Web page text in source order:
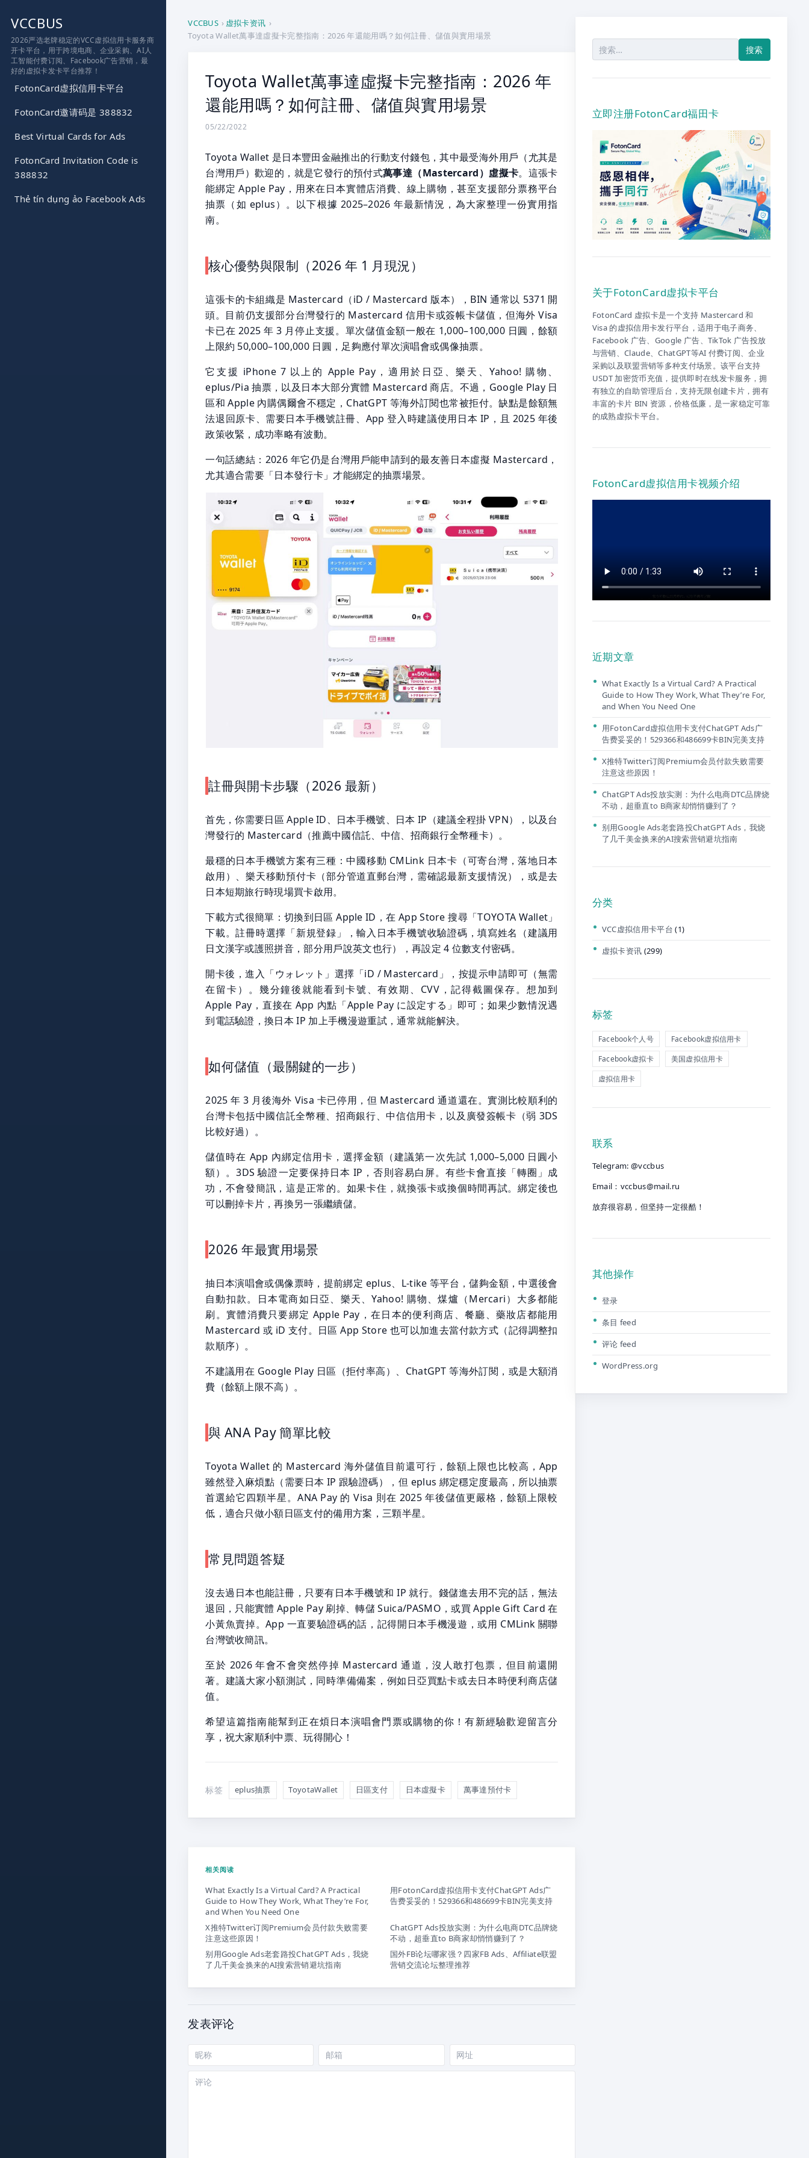
VCCBUS
2026严选老牌稳定的VCC虚拟信用卡服务商
开卡平台，用于跨境电商、企业采购、AI人
工智能付费订阅、Facebook广告营销，最
好的虚拟卡发卡平台推荐！
FotonCard虚拟信用卡平台
FotonCard邀请码是 388832
Best Virtual Cards for Ads
FotonCard Invitation Code is
388832
Thẻ tín dụng ảo Facebook Ads
VCCBUS › 虚拟卡资讯 ›
Toyota Wallet萬事達虛擬卡完整指南：2026 年還能用嗎？如何註冊、儲值與實用場景
Toyota Wallet萬事達虛擬卡完整指南：2026 年
還能用嗎？如何註冊、儲值與實用場景
05/22/2022
Toyota Wallet 是日本豐田金融推出的行動支付錢包，其中最受海外用戶（尤其是
台灣用戶）歡迎的，就是它發行的預付式萬事達（Mastercard）虛擬卡。這張卡
能綁定 Apple Pay，用來在日本實體店消費、線上購物，甚至支援部分票務平台
抽票（如 eplus）。以下根據 2025–2026 年最新情況，為大家整理一份實用指
南。
核心優勢與限制（2026 年 1 月現況）
這張卡的卡組織是 Mastercard（iD / Mastercard 版本），BIN 通常以 5371 開
頭。目前仍支援部分台灣發行的 Mastercard 信用卡或簽帳卡儲值，但海外 Visa
卡已在 2025 年 3 月停止支援。單次儲值金額一般在 1,000–100,000 日圓，餘額
上限約 50,000–100,000 日圓，足夠應付單次演唱會或偶像抽票。
它支援 iPhone 7 以上的 Apple Pay，適用於日亞、樂天、Yahoo! 購物、
eplus/Pia 抽票，以及日本大部分實體 Mastercard 商店。不過，Google Play 日
區和 Apple 內購偶爾會不穩定，ChatGPT 等海外訂閱也常被拒付。缺點是餘額無
法退回原卡、需要日本手機號註冊、App 登入時建議使用日本 IP，且 2025 年後
政策收緊，成功率略有波動。
一句話總結：2026 年它仍是台灣用戶能申請到的最友善日本虛擬 Mastercard，
尤其適合需要「日本發行卡」才能綁定的抽票場景。
註冊與開卡步驟（2026 最新）
首先，你需要日區 Apple ID、日本手機號、日本 IP（建議全程掛 VPN），以及台
灣發行的 Mastercard（推薦中國信託、中信、招商銀行全幣種卡）。
最穩的日本手機號方案有三種：中國移動 CMLink 日本卡（可寄台灣，落地日本
啟用）、樂天移動預付卡（部分管道直郵台灣，需確認最新支援情況），或是去
日本短期旅行時現場買卡啟用。
下載方式很簡單：切換到日區 Apple ID，在 App Store 搜尋「TOYOTA Wallet」
下載。註冊時選擇「新規登録」，輸入日本手機號收驗證碼，填寫姓名（建議用
日文漢字或護照拼音，部分用戶說英文也行），再設定 4 位數支付密碼。
開卡後，進入「ウォレット」選擇「iD / Mastercard」，按提示申請即可（無需
在留卡）。幾分鐘後就能看到卡號、有效期、CVV，記得截圖保存。想加到
Apple Pay，直接在 App 內點「Apple Pay に設定する」即可；如果少數情況遇
到電話驗證，換日本 IP 加上手機漫遊重試，通常就能解決。
如何儲值（最關鍵的一步）
2025 年 3 月後海外 Visa 卡已停用，但 Mastercard 通道還在。實測比較順利的
台灣卡包括中國信託全幣種、招商銀行、中信信用卡，以及廣發簽帳卡（弱 3DS
比較好過）。
儲值時在 App 內綁定信用卡，選擇金額（建議第一次先試 1,000–5,000 日圓小
額）。3DS 驗證一定要保持日本 IP，否則容易白屏。有些卡會直接「轉圈」成
功，不會發簡訊，這是正常的。如果卡住，就換張卡或換個時間再試。綁定後也
可以刪掉卡片，再換另一張繼續儲。
2026 年最實用場景
抽日本演唱會或偶像票時，提前綁定 eplus、L-tike 等平台，儲夠金額，中選後會
自動扣款。日本電商如日亞、樂天、Yahoo! 購物、煤爐（Mercari）大多都能
刷。實體消費只要綁定 Apple Pay，在日本的便利商店、餐廳、藥妝店都能用
Mastercard 或 iD 支付。日區 App Store 也可以加進去當付款方式（記得調整扣
款順序）。
不建議用在 Google Play 日區（拒付率高）、ChatGPT 等海外訂閱，或是大額消
費（餘額上限不高）。
與 ANA Pay 簡單比較
Toyota Wallet 的 Mastercard 海外儲值目前還可行，餘額上限也比較高，App
雖然登入麻煩點（需要日本 IP 跟驗證碼），但 eplus 綁定穩定度最高，所以抽票
首選給它四顆半星。ANA Pay 的 Visa 則在 2025 年後儲值更嚴格，餘額上限較
低，適合只做小額日區支付的備用方案，三顆半星。
常見問題答疑
沒去過日本也能註冊，只要有日本手機號和 IP 就行。錢儲進去用不完的話，無法
退回，只能實體 Apple Pay 刷掉、轉儲 Suica/PASMO，或買 Apple Gift Card 在
小黃魚賣掉。App 一直要驗證碼的話，記得開日本手機漫遊，或用 CMLink 關聯
台灣號收簡訊。
至於 2026 年會不會突然停掉 Mastercard 通道，沒人敢打包票，但目前還開
著。建議大家小額測試，同時準備備案，例如日亞買點卡或去日本時便利商店儲
值。
希望這篇指南能幫到正在煩日本演唱會門票或購物的你！有新經驗歡迎留言分
享，祝大家順利中票、玩得開心！
标签 eplus抽票 ToyotaWallet 日區支付 日本虛擬卡 萬事達預付卡
相关阅读
What Exactly Is a Virtual Card? A Practical
Guide to How They Work, What They’re For,
and When You Need One
用FotonCard虚拟信用卡支付ChatGPT Ads广
告费妥妥的！529366和486699卡BIN完美支持
X推特Twitter订阅Premium会员付款失败需要
注意这些原因！
ChatGPT Ads投放实测：为什么电商DTC品牌烧
不动，超垂直to B商家却悄悄赚到了？
别用Google Ads老套路投ChatGPT Ads，我烧
了几千美金换来的AI搜索营销避坑指南
国外FB论坛哪家强？四家FB Ads、Affiliate联盟
营销交流论坛整理推荐
发表评论
评
昵
称
邮
箱
网
站
索：
立即注册FotonCard福田卡
关于FotonCard虚拟卡平台
FotonCard 虚拟卡是一个支持 Mastercard 和
Visa 的虚拟信用卡发行平台，适用于电子商务、
Facebook 广告、Google 广告、TikTok 广告投放
与营销、Claude、ChatGPT等AI 付费订阅、企业
采购以及联盟营销等多种支付场景。该平台支持
USDT 加密货币充值，提供即时在线发卡服务，拥
有独立的自助管理后台，支持无限创建卡片，拥有
丰富的卡片 BIN 资源，价格低廉，是一家稳定可靠
的成熟虚拟卡平台。
FotonCard虚拟信用卡视频介绍
近期文章
What Exactly Is a Virtual Card? A Practical
Guide to How They Work, What They’re For,
and When You Need One
用FotonCard虚拟信用卡支付ChatGPT Ads广
告费妥妥的！529366和486699卡BIN完美支持
X推特Twitter订阅Premium会员付款失败需要
注意这些原因！
ChatGPT Ads投放实测：为什么电商DTC品牌烧
不动，超垂直to B商家却悄悄赚到了？
别用Google Ads老套路投ChatGPT Ads，我烧
了几千美金换来的AI搜索营销避坑指南
分类
VCC虚拟信用卡平台 (1)
虚拟卡资讯 (299)
标签
Facebook个人号
Facebook虚拟信用卡
Facebook虚拟卡
美国虚拟信用卡
虚拟信用卡
联系
Telegram: @vccbus
Email： vccbus@mail.ru
放弃很容易，但坚持一定很酷！
其他操作
登录
条目 feed
评论 feed
WordPress.org